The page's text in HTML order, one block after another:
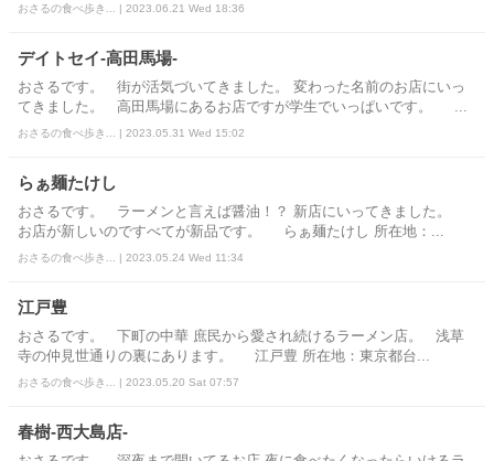
おさるの食べ歩き... | 2023.06.21 Wed 18:36
デイトセイ-高田馬場-
おさるです。 街が活気づいてきました。 変わった名前のお店にいっ
てきました。 高田馬場にあるお店ですが学生でいっぱいです。 ...
おさるの食べ歩き... | 2023.05.31 Wed 15:02
らぁ麺たけし
おさるです。 ラーメンと言えば醤油！？ 新店にいってきました。
お店が新しいのですべてが新品です。 らぁ麺たけし 所在地：...
おさるの食べ歩き... | 2023.05.24 Wed 11:34
江戸豊
おさるです。 下町の中華 庶民から愛され続けるラーメン店。 浅草
寺の仲見世通りの裏にあります。 江戸豊 所在地：東京都台...
おさるの食べ歩き... | 2023.05.20 Sat 07:57
春樹-西大島店-